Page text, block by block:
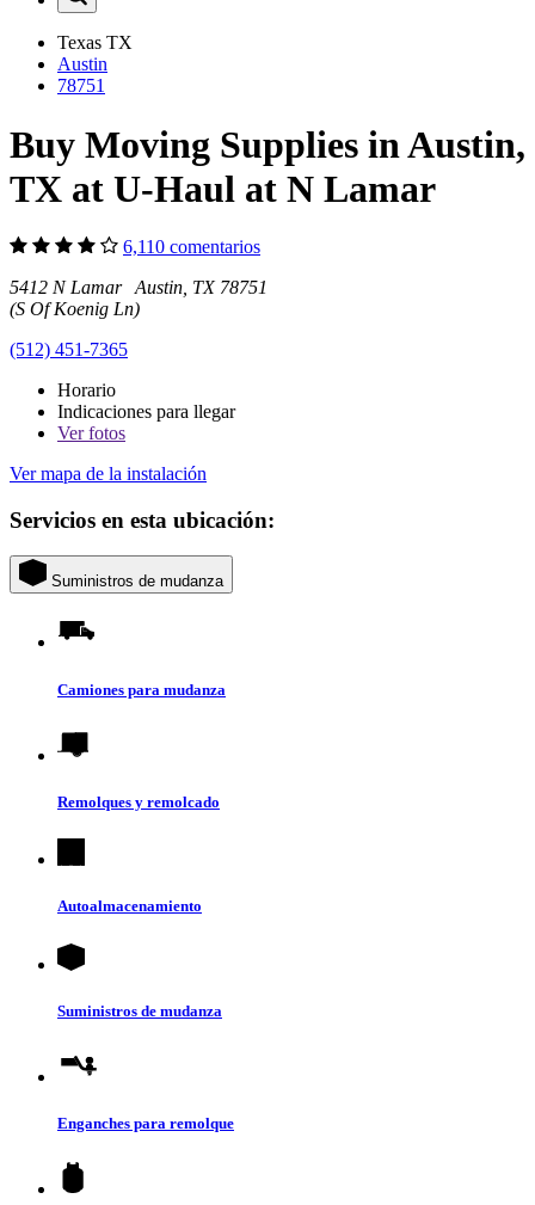
Texas TX
Austin
78751
Buy Moving Supplies in Austin,
TX at U-Haul at N Lamar
6,110 comentarios
5412 N Lamar Austin, TX 78751
(S Of Koenig Ln)
(512) 451-7365
Horario
Indicaciones para llegar
Verfotos
Ver mapa de la instalación
Servicios en esta ubicación:
Suministros de mudanza
Camiones para mudanza
Remolques y remolcado
Autoalmacenamiento
Suministros de mudanza
Enganches para remolque